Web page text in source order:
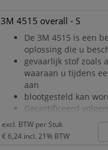
bescherming
elastiek in de taille
enkelstukken voor
betere pasvorm en
bewegingsvrijheid
Pluist bijna niet
Antistatische behan
3M 4515 overall - S
De 3M 4515 is een
oplossing die u
gevaarlijk stof zoals
waaraan u tijdens
aan
blootgesteld kan
Gecertificeerd
voor persoonlijke
(PPE) categorie III,
excl. BTW per Stuk
€ 6,24 incl. 21% BTW